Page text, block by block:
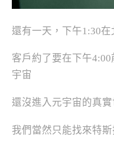
還有一天，下午1:30
客戶約了要在下午
宇宙
還沒進入元宇宙的真實
我們當然只能找來特